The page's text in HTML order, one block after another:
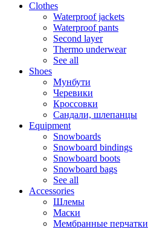
Clothes
Waterproof jackets
Waterproof pants
Second layer
Thermo underwear
See all
Shoes
Мунбути
Черевики
Кроссовки
Сандали, шлепанцы
Equipment
Snowboards
Snowboard bindings
Snowboard boots
Snowboard bags
See all
Accessories
Шлемы
Маски
Мембранные перчатки